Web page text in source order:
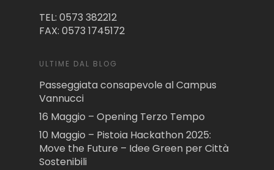
TEL: 0573 382212
FAX: 0573 1745172
ULTIME DAL BLOG
Passeggiata consapevole al Campus
Vannucci
16 Maggio – Opening Terzo Tempo
10 Maggio – Pistoia Hackathon 2025:
Move the Future – Idee Green per Città
Sostenibili